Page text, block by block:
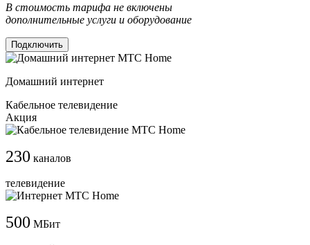
В стоимость тарифа не включены
дополнительные услуги и оборудование
Подключить
Домашний интернет
Кабельное телевидение
Акция
230 каналов
телевидение
500 МБит